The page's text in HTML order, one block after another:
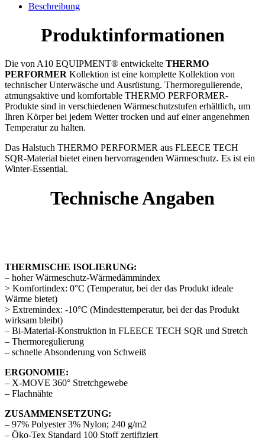
Beschreibung
Produktinformationen
Die von A10 EQUIPMENT® entwickelte THERMO
PERFORMER Kollektion ist eine komplette Kollektion von
technischer Unterwäsche und Ausrüstung. Thermoregulierende,
atmungsaktive und komfortable THERMO PERFORMER-
Produkte sind in verschiedenen Wärmeschutzstufen erhältlich, um
Ihren Körper bei jedem Wetter trocken und auf einer angenehmen
Temperatur zu halten.
Das Halstuch THERMO PERFORMER aus FLEECE TECH
SQR-Material bietet einen hervorragenden Wärmeschutz. Es ist ein
Winter-Essential.
Technische Angaben
THERMISCHE ISOLIERUNG:
– hoher Wärmeschutz-Wärmedämmindex
> Komfortindex: 0°C (Temperatur, bei der das Produkt ideale
Wärme bietet)
> Extremindex: -10°C (Mindesttemperatur, bei der das Produkt
wirksam bleibt)
– Bi-Material-Konstruktion in FLEECE TECH SQR und Stretch
– Thermoregulierung
– schnelle Absonderung von Schweiß
ERGONOMIE:
– X-MOVE 360° Stretchgewebe
– Flachnähte
ZUSAMMENSETZUNG:
– 97% Polyester 3% Nylon; 240 g/m2
– Öko-Tex Standard 100 Stoff zertifiziert